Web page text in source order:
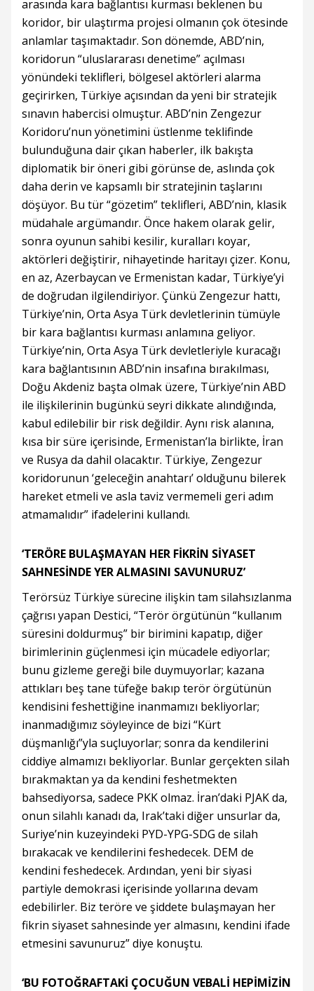
arasında kara bağlantısı kurması beklenen bu
koridor, bir ulaştırma projesi olmanın çok ötesinde
anlamlar taşımaktadır. Son dönemde, ABD’nin,
koridorun “uluslararası denetime” açılması
yönündeki teklifleri, bölgesel aktörleri alarma
geçirirken, Türkiye açısından da yeni bir stratejik
sınavın habercisi olmuştur. ABD’nin Zengezur
Koridoru’nun yönetimini üstlenme teklifinde
bulunduğuna dair çıkan haberler, ilk bakışta
diplomatik bir öneri gibi görünse de, aslında çok
daha derin ve kapsamlı bir stratejinin taşlarını
döşüyor. Bu tür “gözetim” teklifleri, ABD’nin, klasik
müdahale argümandır. Önce hakem olarak gelir,
sonra oyunun sahibi kesilir, kuralları koyar,
aktörleri değiştirir, nihayetinde haritayı çizer. Konu,
en az, Azerbaycan ve Ermenistan kadar, Türkiye’yi
de doğrudan ilgilendiriyor. Çünkü Zengezur hattı,
Türkiye’nin, Orta Asya Türk devletlerinin tümüyle
bir kara bağlantısı kurması anlamına geliyor.
Türkiye’nin, Orta Asya Türk devletleriyle kuracağı
kara bağlantısının ABD’nin insafına bırakılması,
Doğu Akdeniz başta olmak üzere, Türkiye’nin ABD
ile ilişkilerinin bugünkü seyri dikkate alındığında,
kabul edilebilir bir risk değildir. Aynı risk alanına,
kısa bir süre içerisinde, Ermenistan’la birlikte, İran
ve Rusya da dahil olacaktır. Türkiye, Zengezur
koridorunun ‘geleceğin anahtarı’ olduğunu bilerek
hareket etmeli ve asla taviz vermemeli geri adım
atmamalıdır” ifadelerini kullandı.
‘TERÖRE BULAŞMAYAN HER FİKRİN SİYASET
SAHNESİNDE YER ALMASINI SAVUNURUZ’
Terörsüz Türkiye sürecine ilişkin tam silahsızlanma
çağrısı yapan Destici, “Terör örgütünün “kullanım
süresini doldurmuş” bir birimini kapatıp, diğer
birimlerinin güçlenmesi için mücadele ediyorlar;
bunu gizleme gereği bile duymuyorlar; kazana
attıkları beş tane tüfeğe bakıp terör örgütünün
kendisini feshettiğine inanmamızı bekliyorlar;
inanmadığımız söyleyince de bizi “Kürt
düşmanlığı”yla suçluyorlar; sonra da kendilerini
ciddiye almamızı bekliyorlar. Bunlar gerçekten silah
bırakmaktan ya da kendini feshetmekten
bahsediyorsa, sadece PKK olmaz. İran’daki PJAK da,
onun silahlı kanadı da, Irak’taki diğer unsurlar da,
Suriye’nin kuzeyindeki PYD-YPG-SDG de silah
bırakacak ve kendilerini feshedecek. DEM de
kendini feshedecek. Ardından, yeni bir siyasi
partiyle demokrasi içerisinde yollarına devam
edebilirler. Biz teröre ve şiddete bulaşmayan her
fikrin siyaset sahnesinde yer almasını, kendini ifade
etmesini savunuruz” diye konuştu.
‘BU FOTOĞRAFTAKİ ÇOCUĞUN VEBALİ HEPİMİZİN